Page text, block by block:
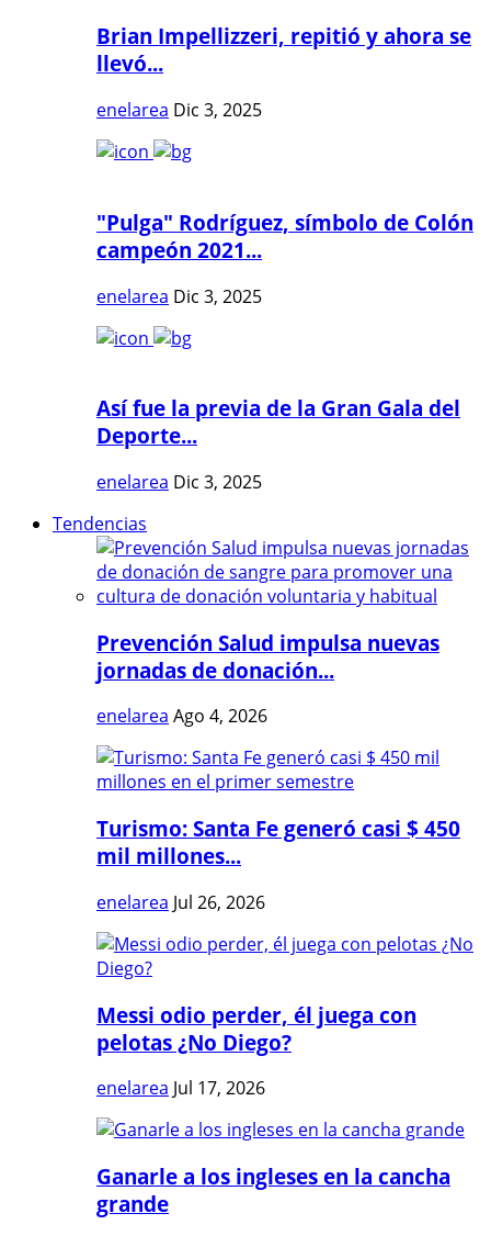
Brian Impellizzeri, repitió y ahora se
llevó...
enelarea Dic 3, 2025
"Pulga" Rodríguez, símbolo de Colón
campeón 2021...
enelarea Dic 3, 2025
Así fue la previa de la Gran Gala del
Deporte...
enelarea Dic 3, 2025
Tendencias
Prevención Salud impulsa nuevas
jornadas de donación...
enelarea Ago 4, 2026
Turismo: Santa Fe generó casi $ 450
mil millones...
enelarea Jul 26, 2026
Messi odio perder, él juega con
pelotas ¿No Diego?
enelarea Jul 17, 2026
Ganarle a los ingleses en la cancha
grande